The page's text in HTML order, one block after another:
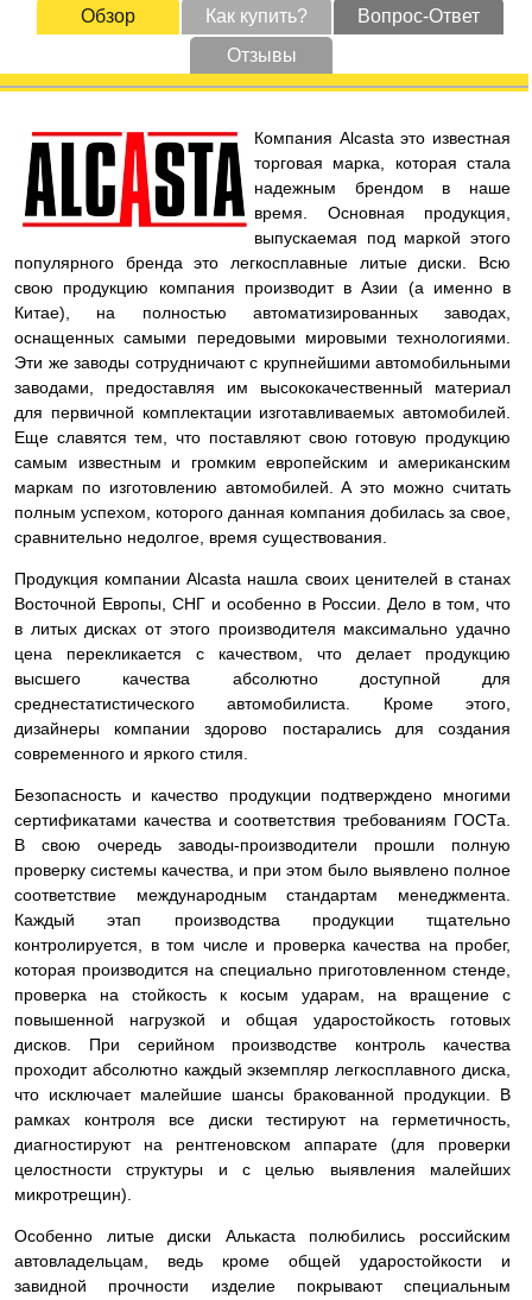
Обзор Как купить?
Вопрос-Ответ
Отзывы
Компания Alcasta это известная
торговая марка, которая стала
надежным брендом в наше
время. Основная продукция,
выпускаемая под маркой этого
популярного бренда это легкосплавные литые диски. Всю
свою продукцию компания производит в Азии (а именно в
Китае), на полностью автоматизированных заводах,
оснащенных самыми передовыми мировыми технологиями.
Эти же заводы сотрудничают с крупнейшими автомобильными
заводами, предоставляя им высококачественный материал
для первичной комплектации изготавливаемых автомобилей.
Еще славятся тем, что поставляют свою готовую продукцию
самым известным и громким европейским и американским
маркам по изготовлению автомобилей. А это можно считать
полным успехом, которого данная компания добилась за свое,
сравнительно недолгое, время существования.
Продукция компании Alcasta нашла своих ценителей в станах
Восточной Европы, СНГ и особенно в России. Дело в том, что
в литых дисках от этого производителя максимально удачно
цена перекликается с качеством, что делает продукцию
высшего качества абсолютно доступной для
среднестатистического автомобилиста. Кроме этого,
дизайнеры компании здорово постарались для создания
современного и яркого стиля.
Безопасность и качество продукции подтверждено многими
сертификатами качества и соответствия требованиям ГОСТа.
В свою очередь заводы-производители прошли полную
проверку системы качества, и при этом было выявлено полное
соответствие международным стандартам менеджмента.
Каждый этап производства продукции тщательно
контролируется, в том числе и проверка качества на пробег,
которая производится на специально приготовленном стенде,
проверка на стойкость к косым ударам, на вращение с
повышенной нагрузкой и общая ударостойкость готовых
дисков. При серийном производстве контроль качества
проходит абсолютно каждый экземпляр легкосплавного диска,
что исключает малейшие шансы бракованной продукции. В
рамках контроля все диски тестируют на герметичность,
диагностируют на рентгеновском аппарате (для проверки
целостности структуры и с целью выявления малейших
микротрещин).
Особенно литые диски Алькаста полюбились российским
автовладельцам, ведь кроме общей ударостойкости и
завидной прочности изделие покрывают специальным